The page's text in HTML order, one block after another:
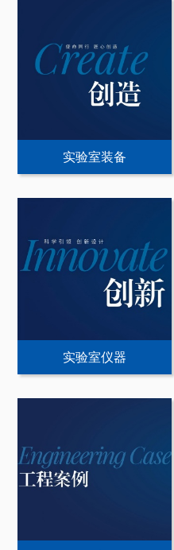
实验室装备
实验室仪器